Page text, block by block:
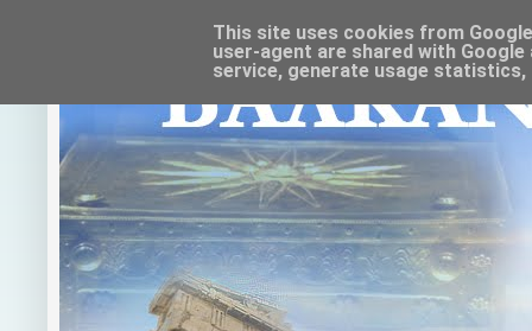
This site uses cookies from
user-agent are shared with
service, generate usage statistics,